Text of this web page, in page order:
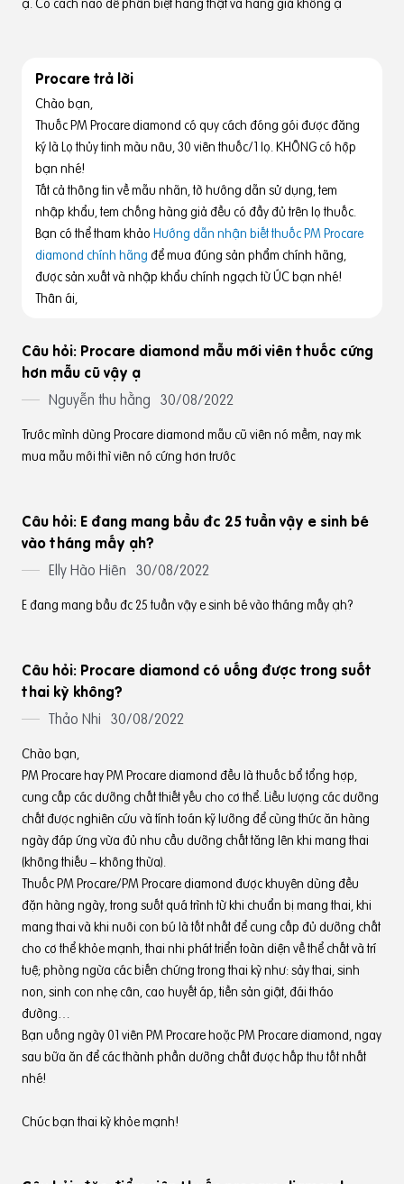
Procare trả lời
Chào bạn,
Thuốc PM Procare diamond có quy cách đóng gói được đăng
ký là Lọ thủy tinh màu nâu, 30 viên thuốc/1 lọ. KHÔNG có hộp
bạn nhé!
Tất cả thông tin về mẫu nhãn, tờ hướng dẫn sử dụng, tem
nhập khẩu, tem chống hàng giả đều có đầy đủ trên lọ thuốc.
Bạn có thể tham khảo Hướng dẫn nhận biết thuốc PM Procare
diamond chính hãng để mua đúng sản phẩm chính hãng,
được sản xuất và nhập khẩu chính ngạch từ ÚC bạn nhé!
Thân ái,
Câu hỏi: Procare diamond mẫu mới viên thuốc cứng
hơn mẫu cũ vậy ạ
Nguyễn thu hằng 30/08/2022
Trước mình dùng Procare diamond mẫu cũ viên nó mềm, nay mk
mua mẫu mới thì viên nó cứng hơn trước
Câu hỏi: E đang mang bầu đc 25 tuần vậy e sinh bé
vào tháng mấy ạh?
Elly Hào Hiên 30/08/2022
E đang mang bầu đc 25 tuần vậy e sinh bé vào tháng mấy ạh?
Câu hỏi: Procare diamond có uống được trong suốt
thai kỳ không?
Thảo Nhi 30/08/2022
Chào bạn,
PM Procare hay PM Procare diamond đều là thuốc bổ tổng hợp,
cung cấp các dưỡng chất thiết yếu cho cơ thể. Liều lượng các dưỡng
chất được nghiên cứu và tính toán kỹ lưỡng để cùng thức ăn hàng
ngày đáp ứng vừa đủ nhu cầu dưỡng chất tăng lên khi mang thai
(không thiếu – không thừa).
Thuốc PM Procare/PM Procare diamond được khuyên dùng đều
đặn hàng ngày, trong suốt quá trình từ khi chuẩn bị mang thai, khi
mang thai và khi nuôi con bú là tốt nhất để cung cấp đủ dưỡng chất
cho cơ thể khỏe mạnh, thai nhi phát triển toàn diện về thể chất và trí
tuệ; phòng ngừa các biến chứng trong thai kỳ như: sảy thai, sinh
non, sinh con nhẹ cân, cao huyết áp, tiền sản giật, đái tháo
đường…
Bạn uống ngày 01 viên PM Procare hoặc PM Procare diamond, ngay
sau bữa ăn để các thành phần dưỡng chất được hấp thu tốt nhất
nhé!
Chúc bạn thai kỳ khỏe mạnh!